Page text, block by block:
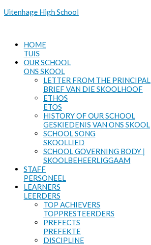
Uitenhage High School
Menu
HOME
TUIS
OUR SCHOOL
ONS SKOOL
LETTER FROM THE PRINCIPAL
BRIEF VAN DIE SKOOLHOOF
ETHOS
ETOS
HISTORY OF OUR SCHOOL
GESKIEDENIS VAN ONS SKOOL
SCHOOL SONG
SKOOLLIED
SCHOOL GOVERNING BODY |
SKOOLBEHEERLIGGAAM
STAFF
PERSONEEL
LEARNERS
LEERDERS
TOP ACHIEVERS
TOPPRESTEERDERS
PREFECTS
PREFEKTE
DISCIPLINE